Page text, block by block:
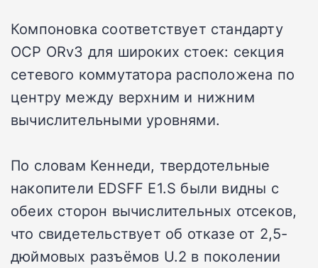
Компоновка соответствует стандарту
OCP ORv3 для широких стоек: секция
сетевого коммутатора расположена по
центру между верхним и нижним
вычислительными уровнями.
По словам Кеннеди, твердотельные
накопители EDSFF E1.S были видны с
обеих сторон вычислительных отсеков,
что свидетельствует об отказе от 2,5-
дюймовых разъёмов U.2 в поколении